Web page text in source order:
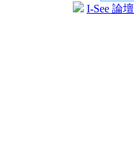
I-See 論壇